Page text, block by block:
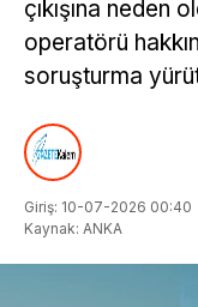
çıkışına neden
operatörü
soruşturma
Giriş: 10-07-2026 00:40
Kaynak: ANKA